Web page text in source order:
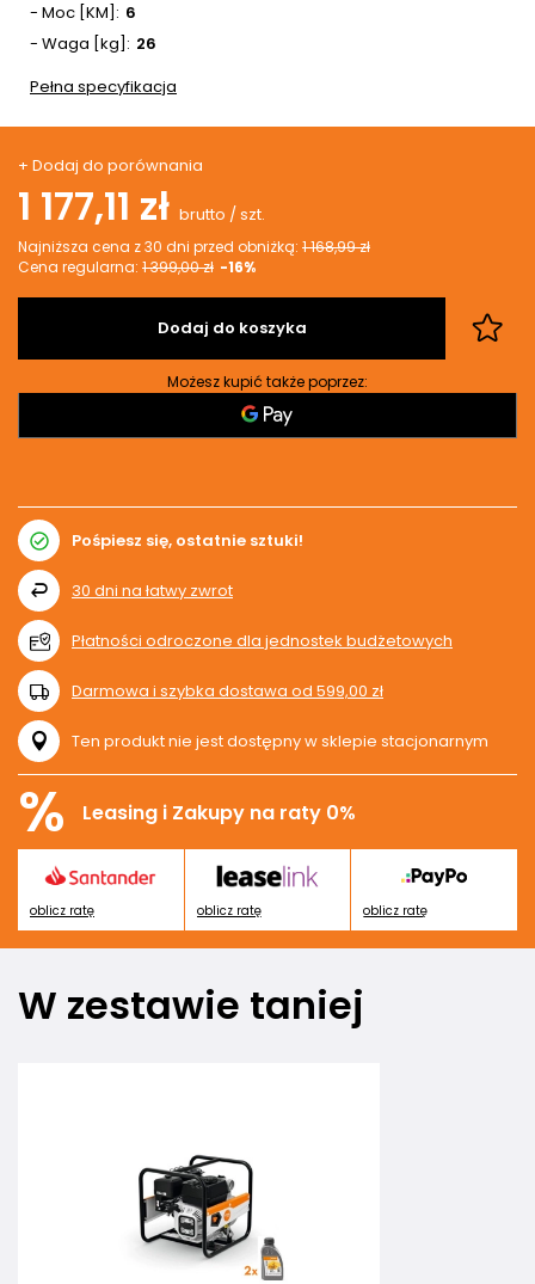
- Moc [KM]
6
- Waga [kg]
26
Pełna specyfikacja
+ Dodaj do porównania
1 177,11 zł brutto / szt.
Najniższa cena z 30 dni przed obniżką: 1 168,99 zł
Cena regularna: 1 399,00 zł -16%
Dodaj do koszyka
Możesz kupić także poprzez:
Pośpiesz się, ostatnie sztuki!
30 dni na łatwy zwrot
Płatności odroczone dla jednostek budżetowych
Darmowa i szybka dostawa od 599,00 zł
Ten produkt nie jest dostępny w sklepie stacjonarnym
% Leasing i Zakupy na raty 0%
oblicz ratę oblicz ratę oblicz ratę
W zestawie taniej